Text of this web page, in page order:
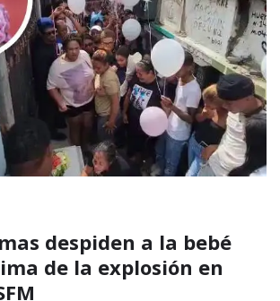
despiden a la bebé
de la explosión en